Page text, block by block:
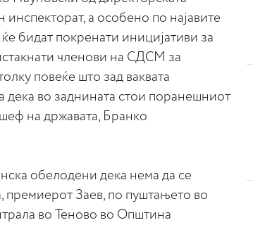
а особено по најавите
бидат покренати иницијативи за
членови на СДСМ за
повеќе што зад ваквата
дека во заднината стои поранешниот
на државата, Бранко
обелодени дека нема да се
премиерот Заев, по пуштањето во
во Теново во Општина